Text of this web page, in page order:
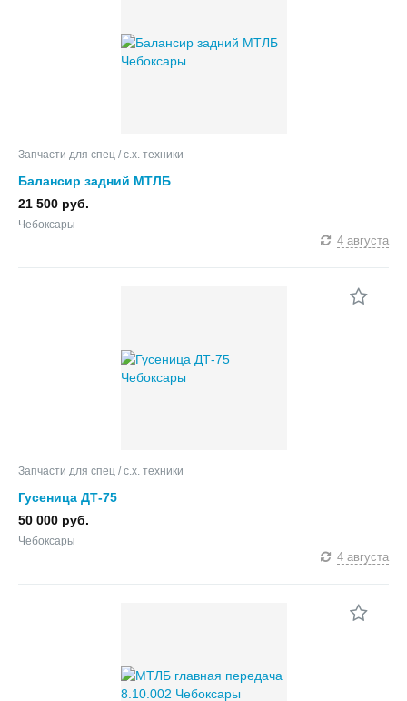
Запчасти для спец / с.х. техники
Балансир задний МТЛБ
21 500 руб.
Чебоксары
4 августа
Запчасти для спец / с.х. техники
Гусеница ДТ-75
50 000 руб.
Чебоксары
4 августа